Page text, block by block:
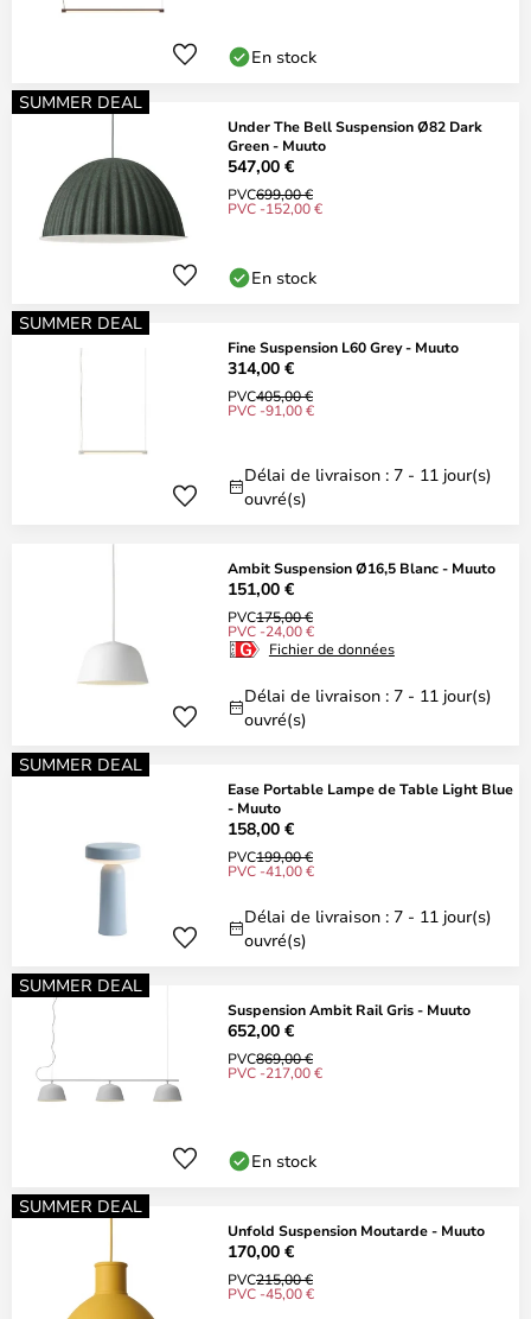
En stock
SUMMER DEAL
Under The Bell Suspension Ø82 Dark
Green - Muuto
547,00 €
PVC699,00 €
PVC -152,00 €
En stock
SUMMER DEAL
Fine Suspension L60 Grey - Muuto
314,00 €
PVC405,00 €
PVC -91,00 €
Délai de livraison : 7 - 11 jour(s)
ouvré(s)
Ambit Suspension Ø16,5 Blanc - Muuto
151,00 €
PVC175,00 €
PVC -24,00 €
Fichier de données
Délai de livraison : 7 - 11 jour(s)
ouvré(s)
SUMMER DEAL
Ease Portable Lampe de Table Light Blue
- Muuto
158,00 €
PVC199,00 €
PVC -41,00 €
Délai de livraison : 7 - 11 jour(s)
ouvré(s)
SUMMER DEAL
Suspension Ambit Rail Gris - Muuto
652,00 €
PVC869,00 €
PVC -217,00 €
En stock
SUMMER DEAL
Unfold Suspension Moutarde - Muuto
170,00 €
PVC215,00 €
PVC -45,00 €